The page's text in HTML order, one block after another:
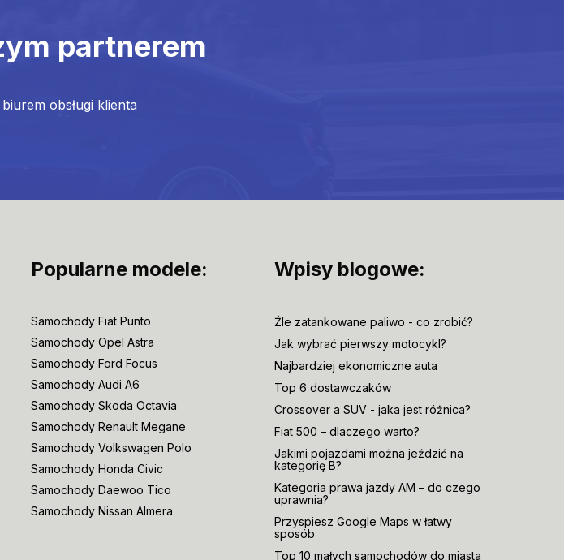
partnerem
obsługi klienta
Popularne modele:
Samochody Fiat Punto
Samochody Opel Astra
Samochody Ford Focus
Samochody Audi A6
Samochody Skoda Octavia
Samochody Renault Megane
Samochody Volkswagen Polo
Samochody Honda Civic
Samochody Daewoo Tico
Samochody Nissan Almera
Wpisy blogowe:
Źle zatankowane paliwo - co zrobić?
Jak wybrać pierwszy motocykl?
Najbardziej ekonomiczne auta
Top 6 dostawczaków
Crossover a SUV - jaka jest różnica?
Fiat 500 – dlaczego warto?
Jakimi pojazdami można jeździć na
kategorię B?
Kategoria prawa jazdy AM – do czego
uprawnia?
Przyspiesz Google Maps w łatwy
sposób
Top 10 małych samochodów do miasta